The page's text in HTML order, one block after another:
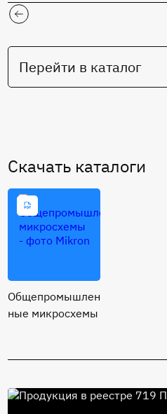
Перейти в каталог
Cкачать каталоги
Общепромышлен
ные микросхемы